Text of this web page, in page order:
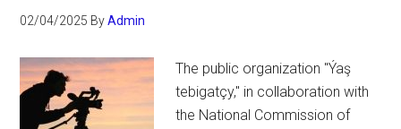
02/04/2025 ByAdmin
The public organization "Ýaş
tebigatçy," in collaboration with
the National Commission of